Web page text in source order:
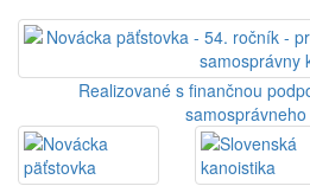
Realizované s finančnou